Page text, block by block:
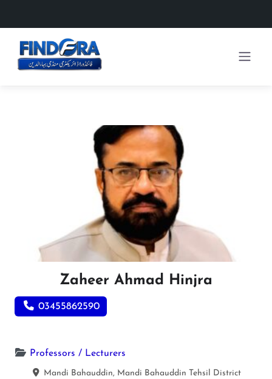
Zaheer Ahmad Hinjra
03455862590
Professors / Lecturers
Mandi Bahauddin, Mandi Bahauddin Tehsil District